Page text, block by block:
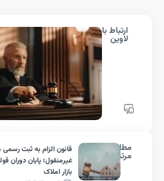
قانون الزام به ثبت رسمی معاملات اموال
غیرمنقول؛ پایان دوران قولنامه و انقلاب
بازار املاک